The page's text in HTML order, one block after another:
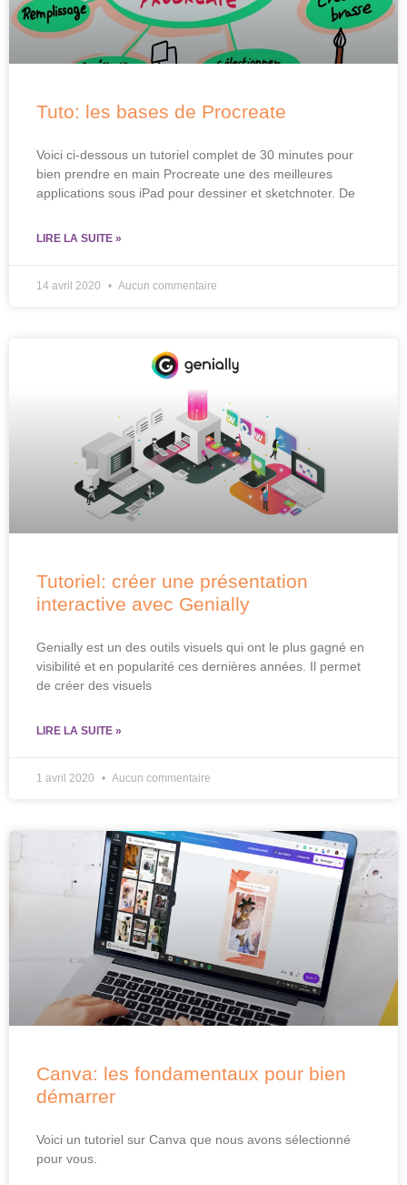
Tuto: les bases de Procreate
Voici ci-dessous un tutoriel complet de 30 minutes pour
bien prendre en main Procreate une des meilleures
applications sous iPad pour dessiner et sketchnoter. De
LIRE LA SUITE »
14 avril 2020 Aucun commentaire
Tutoriel: créer une présentation
interactive avec Genially
Genially est un des outils visuels qui ont le plus gagné en
visibilité et en popularité ces dernières années. Il permet
de créer des visuels
LIRE LA SUITE »
1 avril 2020 Aucun commentaire
Canva: les fondamentaux pour bien
démarrer
Voici un tutoriel sur Canva que nous avons sélectionné
pour vous.